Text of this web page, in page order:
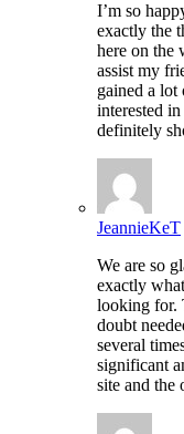
I’m so
exactly the
here on the
assist my
gained a
interested
definitely
JeannieKeT
We are so
exactly
looking for.
doubt
several
significant
site and